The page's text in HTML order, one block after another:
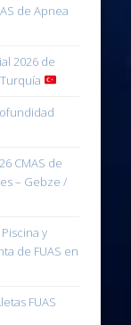
de Apnea
2026 de
CMAS de
– Gebze /
y
de FUAS en
FUAS